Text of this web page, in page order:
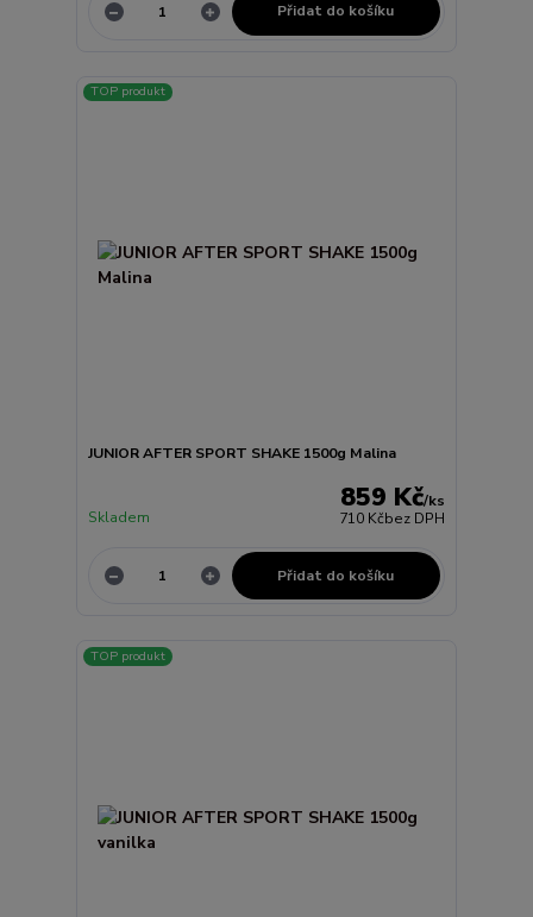
Přidat do košíku
TOP produkt
JUNIOR AFTER SPORT SHAKE 1500g Malina
859 Kč/ks
710 Kčbez DPH
Skladem
Přidat do košíku
TOP produkt